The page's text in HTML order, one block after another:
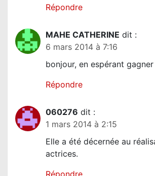
Répondre
MAHE CATHERINE dit :
6 mars 2014 à 7:16
bonjour, en espérant gagner
Répondre
060276 dit :
1 mars 2014 à 2:15
Elle a été décernée au
actrices.
Répondre